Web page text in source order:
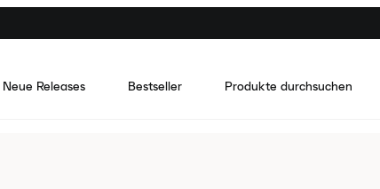
Neue Releases Bestseller Produkte durchsuchen